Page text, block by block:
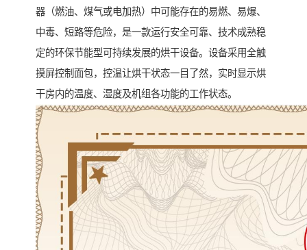
器（燃油、煤气或电加热）中可能存在的易燃、易爆、
中毒、短路等危险，是一款运行安全可靠、技术成熟稳
定的环保节能型可持续发展的烘干设备。设备采用全触
摸屏控制面包，控温让烘干状态一目了然，实时显示烘
干房内的温度、湿度及机组各功能的工作状态。